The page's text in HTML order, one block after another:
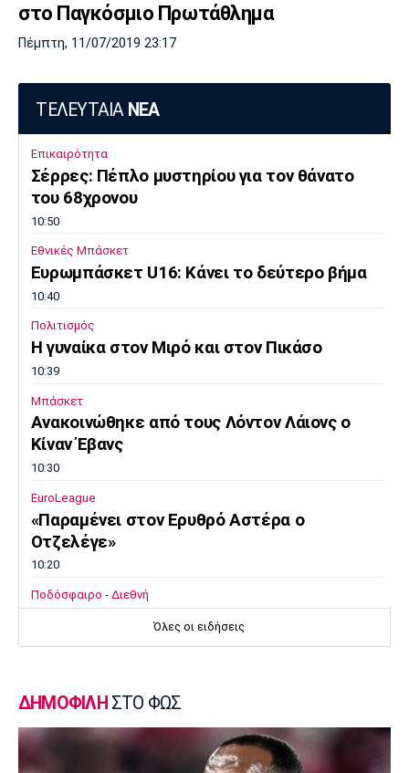
στο Παγκόσμιο Πρωτάθλημα
Πέμπτη, 11/07/2019 23:17
ΤΕΛΕΥΤΑΙΑ ΝΕΑ
Επικαιρότητα
Σέρρες: Πέπλο μυστηρίου για τον θάνατο
του 68χρονου
10:50
Εθνικές Μπάσκετ
Ευρωμπάσκετ U16: Κάνει το δεύτερο βήμα
10:40
Πολιτισμός
Η γυναίκα στον Μιρό και στον Πικάσο
10:39
Μπάσκετ
Ανακοινώθηκε από τους Λόντον Λάιονς ο
Κίναν Έβανς
10:30
EuroLeague
«Παραμένει στον Ερυθρό Αστέρα ο
Οτζελέγε»
10:20
Ποδόσφαιρο - Διεθνή
«Έχει κλείσει καλά την πόρτα για την
παραχώρηση του Παυλίδη η Μπενφίκα»
Ολυμπιακός: Μέσα Ρέτσος κι Έσε εν όψει
Ναϊμέγκεν
Όλες οι ειδήσεις
ΔΗΜΟΦΙΛΗ ΣΤΟ ΦΩΣ